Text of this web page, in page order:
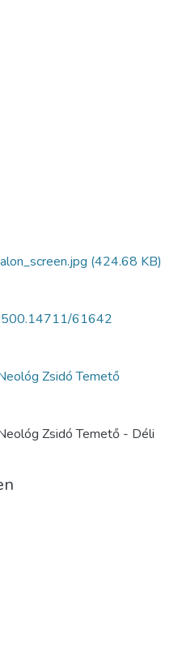
(424.68 KB)
61642
Zsidó Temető
Zsidó Temető - Déli